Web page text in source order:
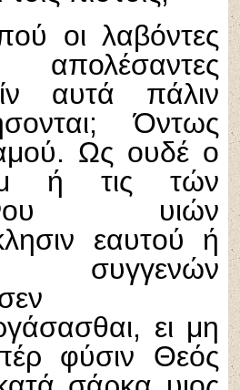
οι λαβόντες
απολέσαντες
αυτά πάλιν
Όντως
Ως ουδέ ο
ή τις τών
υιών
εαυτού ή
συγγενών
ει μη
φύσιν Θεός